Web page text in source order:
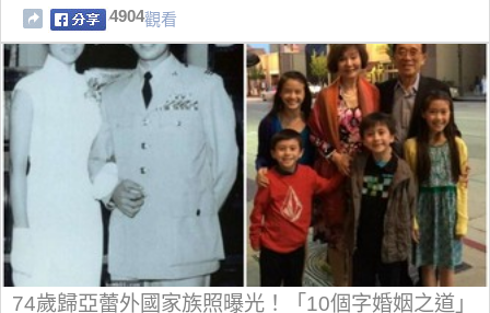
4904觀看
74歲歸亞蕾外國家族照曝光！「10個字婚姻之道」